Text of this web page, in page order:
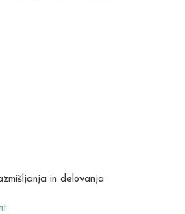
in delovanja